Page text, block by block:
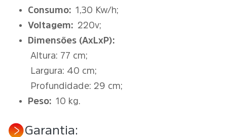
Consumo: 1,30 Kw/h;
Voltagem: 220v;
Dimensões (AxLxP):
Altura: 77 cm;
Largura: 40 cm;
Profundidade: 29 cm;
Peso: 10 kg.
Garantia: